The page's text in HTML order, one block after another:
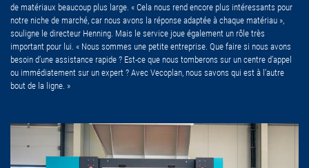
de matériaux beaucoup plus large. « Cela nous rend encore plus intéressants pour
notre niche de marché, car nous avons la réponse adaptée à chaque matériau »,
souligne le directeur Henning. Mais le service joue également un rôle très
important pour lui. « Nous sommes une petite entreprise. Que faire si nous avons
besoin d’une assistance rapide ? Est-ce que nous tomberons sur un centre d’appel
ou immédiatement sur un expert ? Avec Vecoplan, nous savons qui est à l’autre
bout de la ligne. »